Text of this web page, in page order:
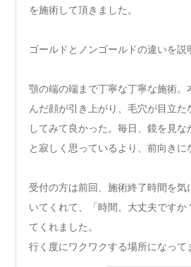
を施術して頂きました。
ゴールドとノンゴールドの違いを説
顎の端の端まで丁寧な丁寧な施術。
んだ顔が引き上がり、毛穴が目立た
してみて良かった。毎日、鏡を見な
と寂しく思っているより、前向きに
受付の方は前回、施術終了時間を気
いてくれて、「時間、大丈夫ですか
てくれました。
行く度にワクワクする場所になって